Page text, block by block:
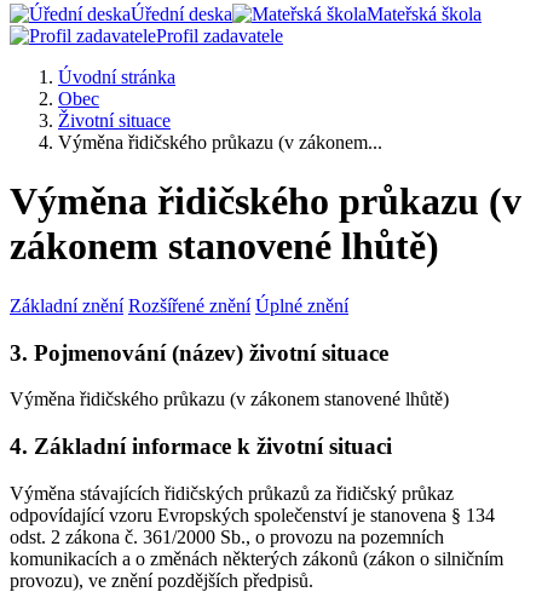
Úřední deska
Mateřská škola
Profil zadavatele
Úvodní stránka
Obec
Životní situace
Výměna řidičského průkazu (v zákonem...
Výměna řidičského průkazu (v
zákonem stanovené lhůtě)
Základní znění Rozšířené znění Úplné znění
3. Pojmenování (název) životní situace
Výměna řidičského průkazu (v zákonem stanovené lhůtě)
4. Základní informace k životní situaci
Výměna stávajících řidičských průkazů za řidičský průkaz
odpovídající vzoru Evropských společenství je stanovena § 134
odst. 2 zákona č. 361/2000 Sb., o provozu na pozemních
komunikacích a o změnách některých zákonů (zákon o silničním
provozu), ve znění pozdějších předpisů.